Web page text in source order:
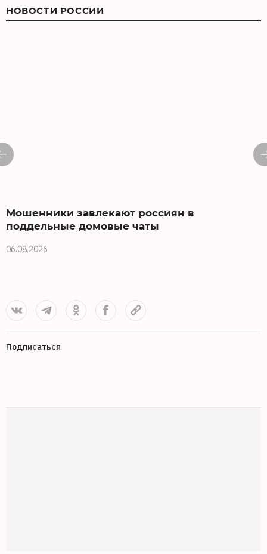
НОВОСТИ РОССИИ
Мошенники завлекают россиян в
поддельные домовые чаты
06.08.2026
Подписаться